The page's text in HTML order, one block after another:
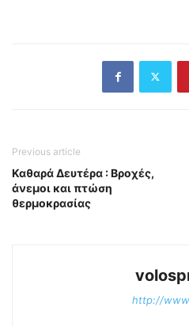
Previous article
Καθαρά Δευτέρα : Βροχές,
άνεμοι και πτώση
θερμοκρασίας
http://